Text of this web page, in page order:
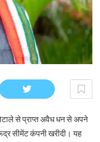
से प्राप्त अवैध धन से अपने
सीमेंट कंपनी खरीदी। यह